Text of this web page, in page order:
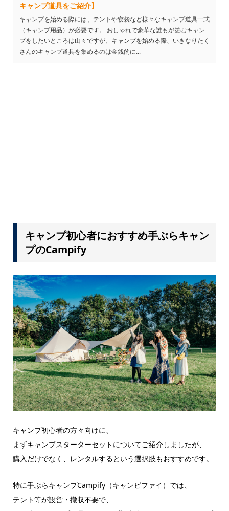
キャンプ道具をご紹介】
キャンプを始める際には、テントや寝袋など様々なキャンプ道具一式
（キャンプ用品）が必要です。 おしゃれで豪華な誰もが羨むキャン
プをしたいところは山々ですが、キャンプを始める際、いきなりたく
さんのキャンプ道具を集めるのは金銭的に...
キャンプ初心者におすすめ手ぶらキャン
プのCampify
キャンプ初心者の方々向けに、
まずキャンプスターターセットについてご紹介しましたが、
購入だけでなく、レンタルするという選択肢もおすすめです。
特に手ぶらキャンプCampify（キャンピファイ）では、
テント等が設営・撤収不要で、